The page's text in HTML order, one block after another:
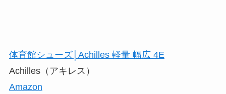
体育館シューズ│Achilles 軽量 幅広 4E
Achilles（アキレス）
Amazon